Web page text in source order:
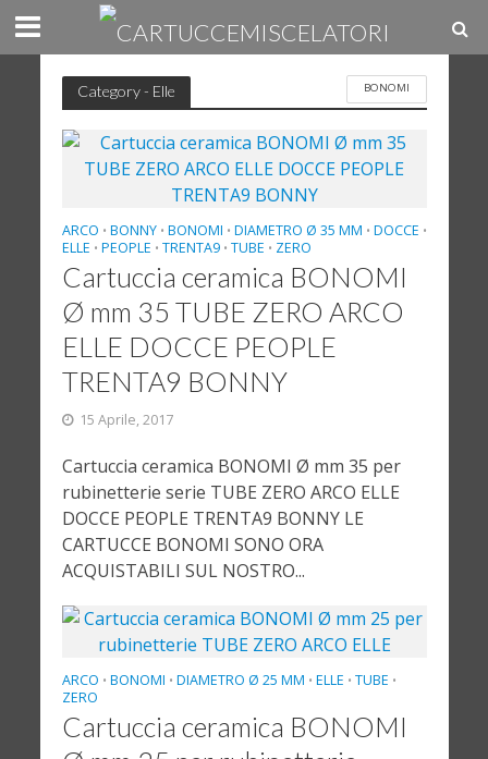
Category - Elle BONOMI
ARCO • BONNY • BONOMI • DIAMETRO Ø 35 MM • DOCCE •
ELLE • PEOPLE • TRENTA9 • TUBE • ZERO
Cartuccia ceramica BONOMI
Ø mm 35 TUBE ZERO ARCO
ELLE DOCCE PEOPLE
TRENTA9 BONNY
15 Aprile, 2017
Cartuccia ceramica BONOMI Ø mm 35 per
rubinetterie serie TUBE ZERO ARCO ELLE
DOCCE PEOPLE TRENTA9 BONNY LE
CARTUCCE BONOMI SONO ORA
ACQUISTABILI SUL NOSTRO...
ARCO • BONOMI • DIAMETRO Ø 25 MM • ELLE • TUBE •
ZERO
Cartuccia ceramica BONOMI